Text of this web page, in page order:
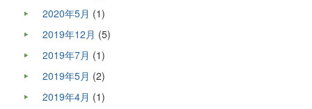
2020年5月 (1)
2019年12月 (5)
2019年7月 (1)
2019年5月 (2)
2019年4月 (1)